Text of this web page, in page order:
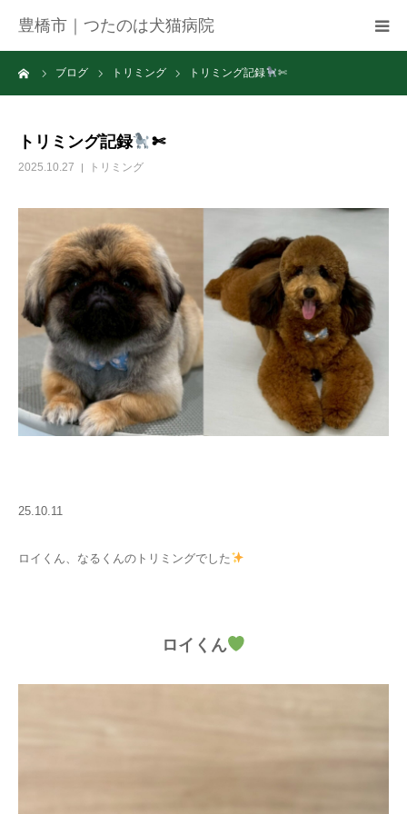
豊橋市｜つたのは犬猫病院
ブログ トリミング トリミング記録 ✄
トリミング記録 ✄
2025.10.27 トリミング
25.10.11
ロイくん、なるくんのトリミングでした
ロイくん
病院紹介
お知らせ
ブログ
お問い合わせ